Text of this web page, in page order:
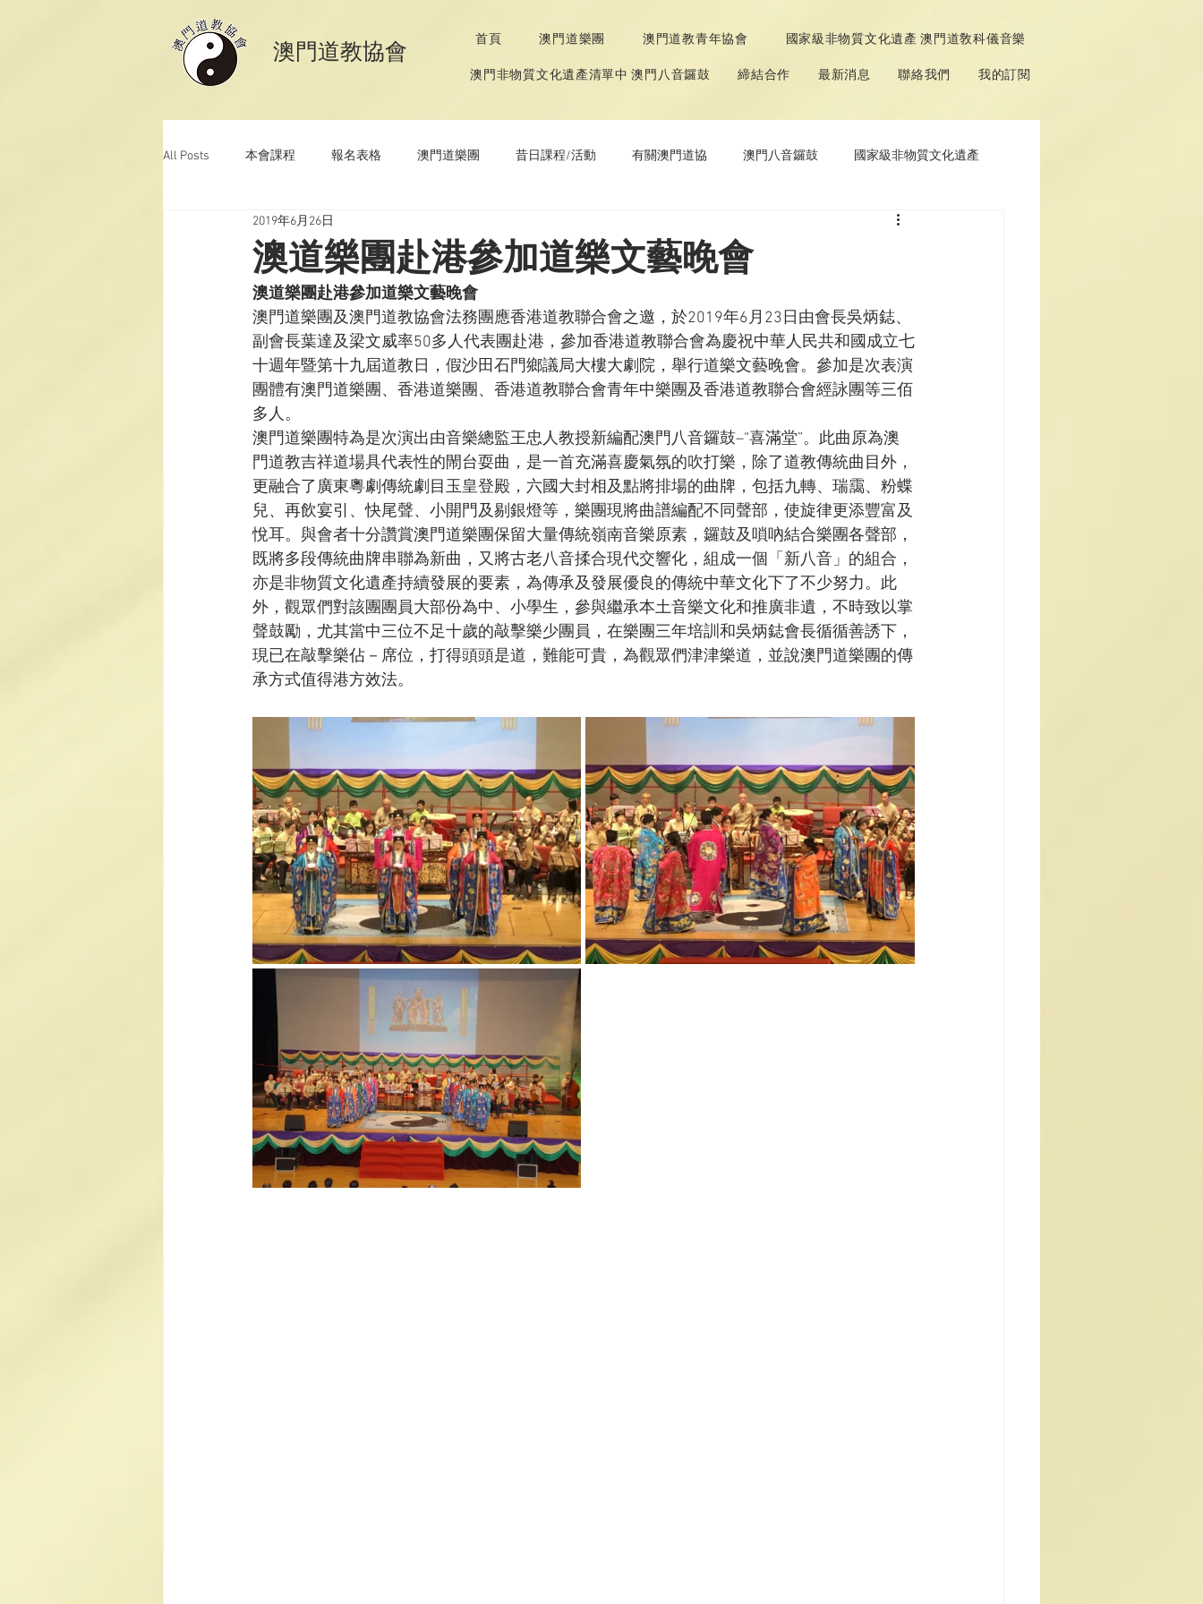
​澳門道教協會 首頁 澳門道樂團 澳門道教青年協會 國家級非物質文化遺產 澳門道敎科儀音樂
澳門非物質文化遺產清單中 澳門八音鑼鼓 締結合作 最新消息 聯絡我們 我的訂閱
All Posts 本會課程 報名表格 澳門道樂團 昔日課程/活動 有關澳門道協 澳門八音鑼鼓 國家級非物質文化遺產
澳門道教科儀音樂
澳道樂團赴港參加道樂文藝晚會
2019年6月26日
澳道樂團赴港參加道樂文藝晚會
澳門道樂團及澳門道教協會法務團應香港道教聯合會之邀，於2019年6月23日由會長吳炳鋕、
副會長葉達及梁文威率50多人代表團赴港，參加香港道教聯合會為慶祝中華人民共和國成立七
十週年暨第十九屆道教日，假沙田石門鄉議局大樓大劇院，舉行道樂文藝晚會。參加是次表演
團體有澳門道樂團、香港道樂團、香港道教聯合會青年中樂團及香港道教聯合會經詠團等三佰
多人。
澳門道樂團特為是次演出由音樂總監王忠人教授新編配澳門八音鑼鼓–“喜滿堂”。此曲原為澳
門道教吉祥道場具代表性的閙台耍曲，是一首充滿喜慶氣氛的吹打樂，除了道教傳統曲目外，
更融合了廣東粵劇傳統劇目玉皇登殿，六國大封相及點將排場的曲牌，包括九轉、瑞靄、粉蝶
兒、再飲宴引、快尾聲、小開門及剔銀燈等，樂團現將曲譜編配不同聲部，使旋律更添豐富及
悅耳。與會者十分讚賞澳門道樂團保留大量傳統嶺南音樂原素，鑼鼓及嗩吶結合樂團各聲部，
既將多段傳統曲牌串聯為新曲，又將古老八音揉合現代交響化，組成一個「新八音」的組合，
亦是非物質文化遺產持續發展的要素，為傳承及發展優良的傳統中華文化下了不少努力。此
外，觀眾們對該團團員大部份為中、小學生，參與繼承本土音樂文化和推廣非遺，不時致以掌
聲鼓勵，尤其當中三位不足十歲的敲擊樂少團員，在樂團三年培訓和吳炳鋕會長循循善誘下，
現已在敲擊樂佔－席位，打得頭頭是道，難能可貴，為觀眾們津津樂道，並說澳門道樂團的傳
承方式值得港方效法。